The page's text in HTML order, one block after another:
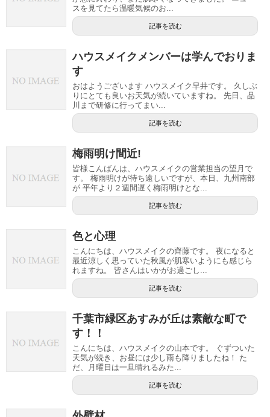
スを見てたら温暖気候のお...
記事を読む
ハウスメイクメンバーは学んでおりま
す
おはようございます ハウスメイク早井です。 久しぶ
りにとても良いお天気が続いていますね。 先日、品
川まで研修に行ってまい...
記事を読む
梅雨明け間近!
皆様こんばんは、ハウスメイクの営業担当の望月で
す。 梅雨明けが待ち遠しいですが、本日、九州南部
が 平年より２週間遅く梅雨明けとな...
記事を読む
色と心理
こんにちは、ハウスメイクの齊藤です。 夜になると
最近涼しく思っていた秋風が肌寒いようにも感じら
れますね。 皆さんはいかがお過ごし...
記事を読む
千葉市緑区あすみが丘は素敵な町で
す！！
こんにちは、ハウスメイクの山本です。 ぐずついた
天気が続き、お昼には少し雨も降りましたね！ た
だ、月曜日は一旦晴れるみた...
記事を読む